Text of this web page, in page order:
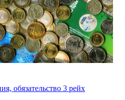
обязательство 3 рейх